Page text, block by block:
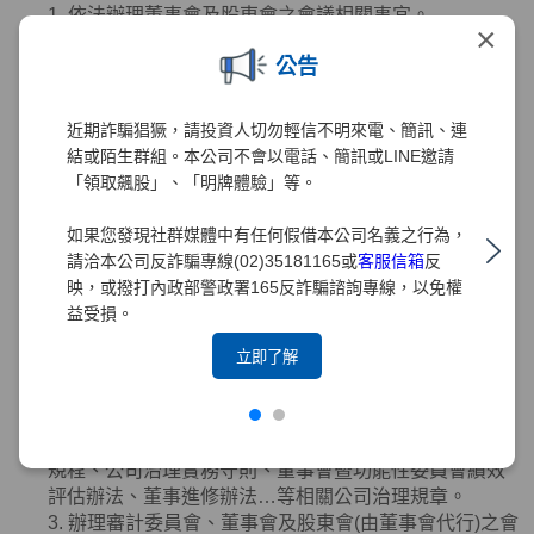
×
公告
近期詐騙猖獗，請投資人切勿輕信不明來電、簡訊、連
結或陌生群組。本公司不會以電話、簡訊或LINE邀請
「領取飆股」、「明牌體驗」等。
如果您發現社群媒體中有任何假借本公司名義之行為，
請洽本公司反詐騙專線(02)35181165或客服信箱反
映，或撥打內政部警政署165反詐騙諮詢專線，以免權
益受損。
立即了解
1. 依法辦理董事會及股東會之會議相關事宜。
含獨立董事
就任及持續進修。
5. 協助董事(含獨立董事 遵循法令。
6. 向董事會報告其就獨立董事於選任時及任職期間內資
格是否符合相關法令規章之檢視結果。
應即通知本公司及公司治理主管。本公司或公司治理主
管接獲通知，應依相關法令規章辦理。
8. 其他依公司章程或契約所訂定之事項等。
2025年度業務執行情形如下：
1. 協助董事會審議有關公司治理、公平待客、誠信經
營、智慧財產權、永續發展及ESG
2. 督導辦理董事會相關重要規範適時研修調整，包括修
規程、公司治理實務守則、董事會暨功能性委員會績效
評估辦法、董事進修辦法…等相關公司治理規章。
3. 辦理審計委員會、董事會及股東會(由董事會代行)之會